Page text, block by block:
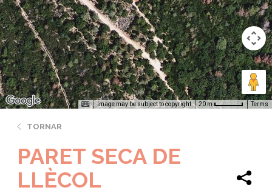
Image may be subject to copyright 20 m Terms
TORNAR
PARET SECA DE
LLÈCOL